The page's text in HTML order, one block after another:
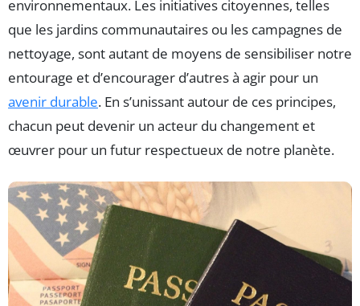
environnementaux. Les initiatives citoyennes, telles
que les jardins communautaires ou les campagnes de
nettoyage, sont autant de moyens de sensibiliser notre
entourage et d’encourager d’autres à agir pour un
avenir durable. En s’unissant autour de ces principes,
chacun peut devenir un acteur du changement et
œuvrer pour un futur respectueux de notre planète.